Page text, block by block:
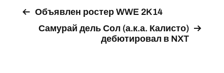
Объявлен ростер WWE 2K14
Самурай дель Сол (а.к.а. Калисто)
дебютировал в NXT